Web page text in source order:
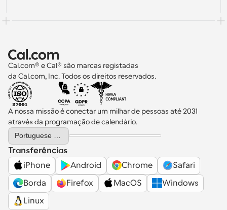
Cal.com® e Cal® são marcas registadas
da Cal.com, Inc. Todos os direitos reservados.
A nossa missão é conectar um milhar de pessoas até 2031
através da programação de calendário.
Select Language
Transferências
iPhone
Android Chrome
Safari
Borda
Firefox MacOS
Windows
Linux